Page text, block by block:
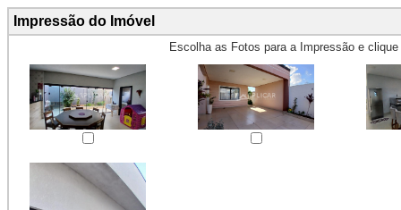
Impressão do Imóvel
Escolha as Fotos para a Impressão e clique